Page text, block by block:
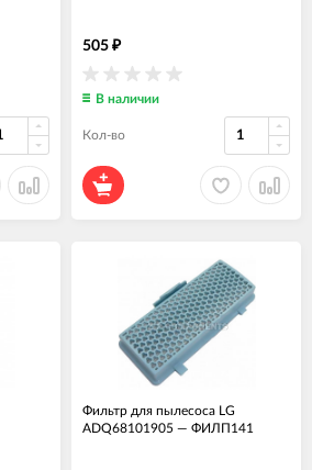
505 ₽
В наличии
Кол-во
Фильтр для пылесоса LG
ADQ68101905 — ФИЛП141